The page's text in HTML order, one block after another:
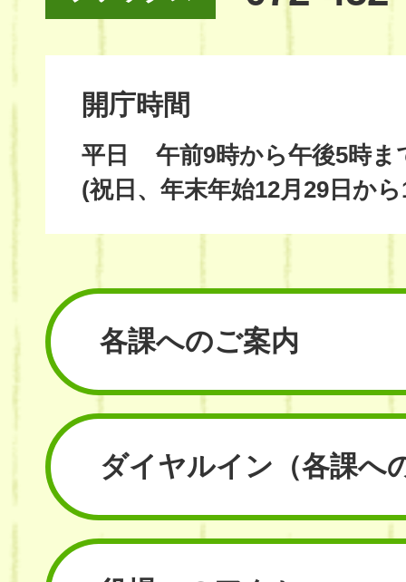
開庁時間
平日
午前9時から午後5時ま
(祝日、年末年始12月29日か
各課へのご案内
ダイヤルイン （各課へ